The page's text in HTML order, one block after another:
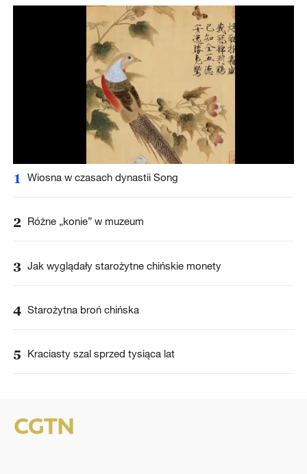
1 Wiosna w czasach dynastii Song
2 Różne „konie” w muzeum
3 Jak wyglądały starożytne chińskie monety
4 Starożytna broń chińska
5 Kraciasty szal sprzed tysiąca lat